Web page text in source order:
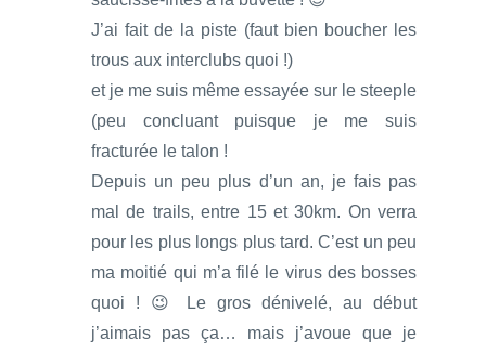
J’ai fait de la piste (faut bien boucher les
trous aux interclubs quoi !)
et je me suis même essayée sur le steeple
(peu concluant puisque je me suis
fracturée le talon !
Depuis un peu plus d’un an, je fais pas
mal de trails, entre 15 et 30km. On verra
pour les plus longs plus tard. C’est un peu
ma moitié qui m’a filé le virus des bosses
quoi ! 😉 Le gros dénivelé, au début
j’aimais pas ça… mais j’avoue que je